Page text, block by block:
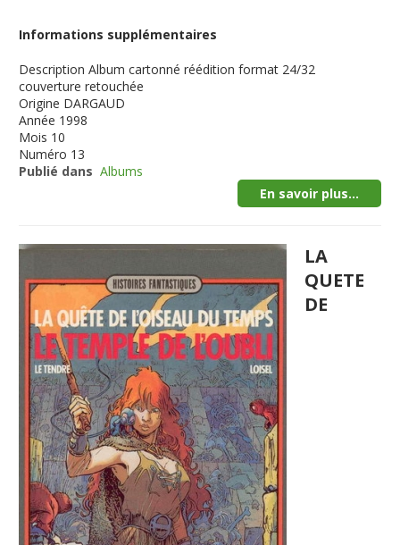
Informations supplémentaires
Description Album cartonné réédition format 24/32
couverture retouchée
Origine DARGAUD
Année 1998
Mois 10
Numéro 13
Publié dans Albums
En savoir plus...
LA
QUETE
DE